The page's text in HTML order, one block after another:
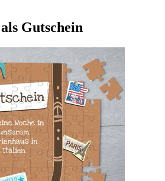
Gutschein